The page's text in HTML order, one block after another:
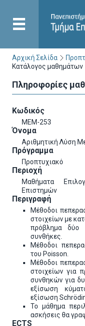
Αρχική Σελίδα
Κατάλογος μαθημάτων
Πληροφορίες
Κωδικός
ΜΕΜ-253
Όνομα
Αριθμητική Λύση
Πρόγραμμα
Προπτυχιακό
Περιοχή
Μαθήματα
Επιστημών
Περιγραφή
Mέθοδοι
στοιχείων με
πρόβλημα δύο
συνθήκες.
Mέθοδοι
του Poisson.
Mέθοδοι
στοιχείων για
συνθηκών για
εξίσωση
εξίσωση
Το μάθημα
ασκήσεις θα
ECTS